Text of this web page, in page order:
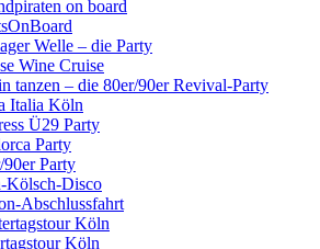
on board
Welle – die Party
Wine Cruise
tanzen – die 80er/90er Revival-Party
Italia Köln
Ü29 Party
Party
90er Party
Kölsch-Disco
Abschlussfahrt
Köln
Köln